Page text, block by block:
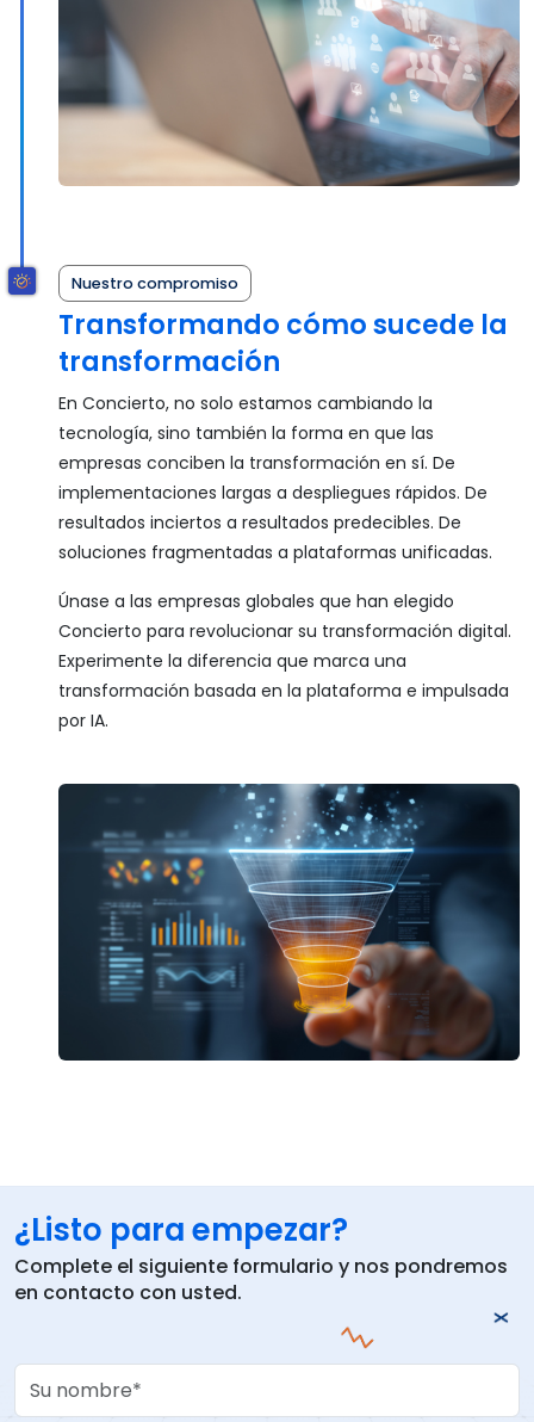
Nuestro compromiso
Transformando cómo sucede la
transformación
En Concierto, no solo estamos cambiando la
tecnología, sino también la forma en que las
empresas conciben la transformación en sí. De
implementaciones largas a despliegues rápidos. De
resultados inciertos a resultados predecibles. De
soluciones fragmentadas a plataformas unificadas.
Únase a las empresas globales que han elegido
Concierto para revolucionar su transformación digital.
Experimente la diferencia que marca una
transformación basada en la plataforma e impulsada
por IA.
¿Listo para empezar?
Complete el siguiente formulario y nos pondremos
en contacto con usted.
Your Name